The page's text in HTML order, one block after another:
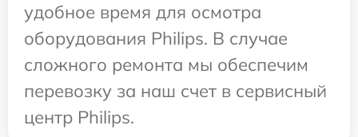
удобное время для осмотра
оборудования Philips. В случае
сложного ремонта мы обеспечим
перевозку за наш счет в сервисный
центр Philips.